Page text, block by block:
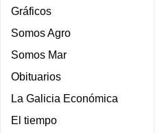
Gráficos
Somos Agro
Somos Mar
Obituarios
La Galicia Económica
El tiempo